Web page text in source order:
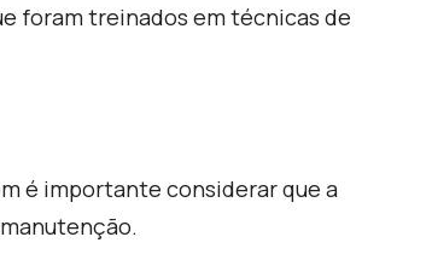
foram treinados em técnicas de
é importante considerar que a